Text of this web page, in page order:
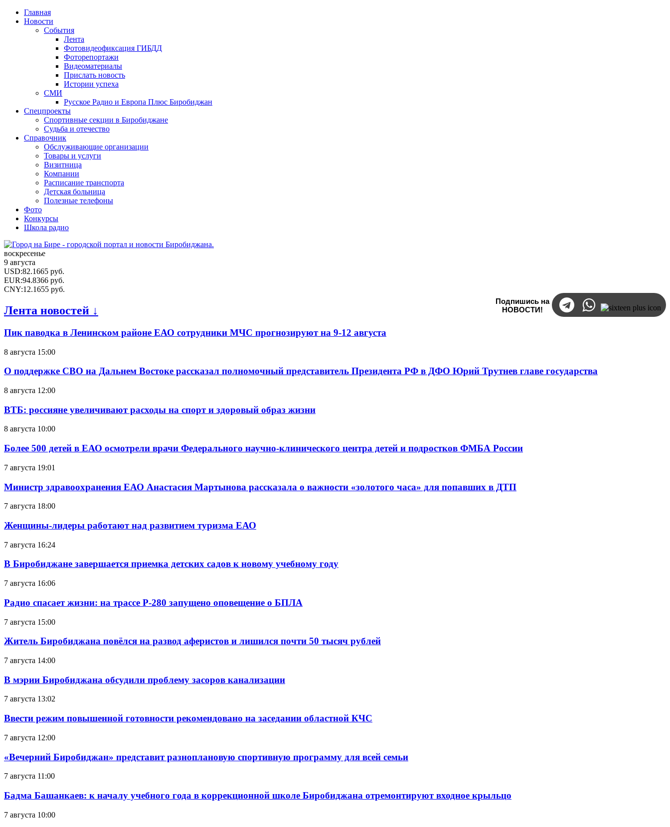
Главная
Новости
События
Лента
Фотовидеофиксация ГИБДД
Фоторепортажи
Видеоматериалы
Прислать новость
Истории успеха
СМИ
Русское Радио и Европа Плюс Биробиджан
Спецпроекты
Спортивные секции в Биробиджане
Судьба и отечество
Справочник
Обслуживающие организации
Товары и услуги
Визитница
Компании
Расписание транспорта
Детская больница
Полезные телефоны
Фото
Конкурсы
Школа радио
воскресенье
9 августа
USD:82.1665 руб.
EUR:94.8366 руб.
CNY:12.1655 руб.
Подпишись на
НОВОСТИ!
Лента новостей ↓
Пик паводка в Ленинском районе ЕАО сотрудники МЧС прогнозируют на 9-12 августа
8 августа 15:00
О поддержке СВО на Дальнем Востоке рассказал полномочный представитель Президента РФ в ДФО Юрий Трутнев главе государства
8 августа 12:00
ВТБ: россияне увеличивают расходы на спорт и здоровый образ жизни
8 августа 10:00
Более 500 детей в ЕАО осмотрели врачи Федерального научно-клинического центра детей и подростков ФМБА России
7 августа 19:01
Министр здравоохранения ЕАО Анастасия Мартынова рассказала о важности «золотого часа» для попавших в ДТП
7 августа 18:00
Женщины-лидеры работают над развитием туризма ЕАО
7 августа 16:24
В Биробиджане завершается приемка детских садов к новому учебному году
7 августа 16:06
Радио спасает жизни: на трассе Р-280 запущено оповещение о БПЛА
7 августа 15:00
Житель Биробиджана повёлся на развод аферистов и лишился почти 50 тысяч рублей
7 августа 14:00
В мэрии Биробиджана обсудили проблему засоров канализации
7 августа 13:02
Ввести режим повышенной готовности рекомендовано на заседании областной КЧС
7 августа 12:00
«Вечерний Биробиджан» представит разноплановую спортивную программу для всей семьи
7 августа 11:00
Бадма Башанкаев: к началу учебного года в коррекционной школе Биробиджана отремонтируют входное крыльцо
7 августа 10:00